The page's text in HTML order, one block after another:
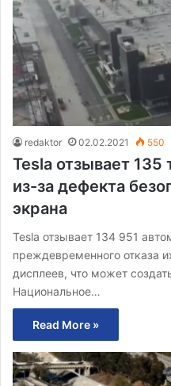
redaktor 02.02.2021 550
Tesla отзывает
из-за дефекта
экрана
Tesla отзывает 134 951
преждевременного отказа
дисплеев, что может
Национальное…
Read More »